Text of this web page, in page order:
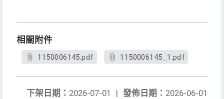
相關附件
1150006145.pdf 1150006145_1.pdf
發佈日期： 2026-06-01
下架日期： 2026-07-01
|